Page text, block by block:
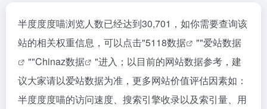
半度度度喵浏览人数已经达到30,701，如你需要查询该
站的相关权重信息，可以点击"5118数据 ""爱站数据
""Chinaz数据
"进入；以目前的网站数据参考，建
议大家请以爱站数据为准，更多网站价值评估因素如：
半度度度喵的访问速度、搜索引擎收录以及索引量、用